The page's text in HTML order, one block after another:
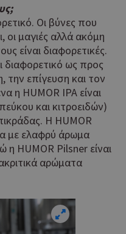
Οι βύνες που
οι μαγιές αλλά ακόμη
είναι διαφορετικές.
διαφορετικό ως προς
επίγευση και τον
η HUMOR ΙΡΑ είναι
και κιτροειδών)
Η HUMOR
με ελαφρύ άρωμα
HUMOR Pilsner είναι
αρώματα